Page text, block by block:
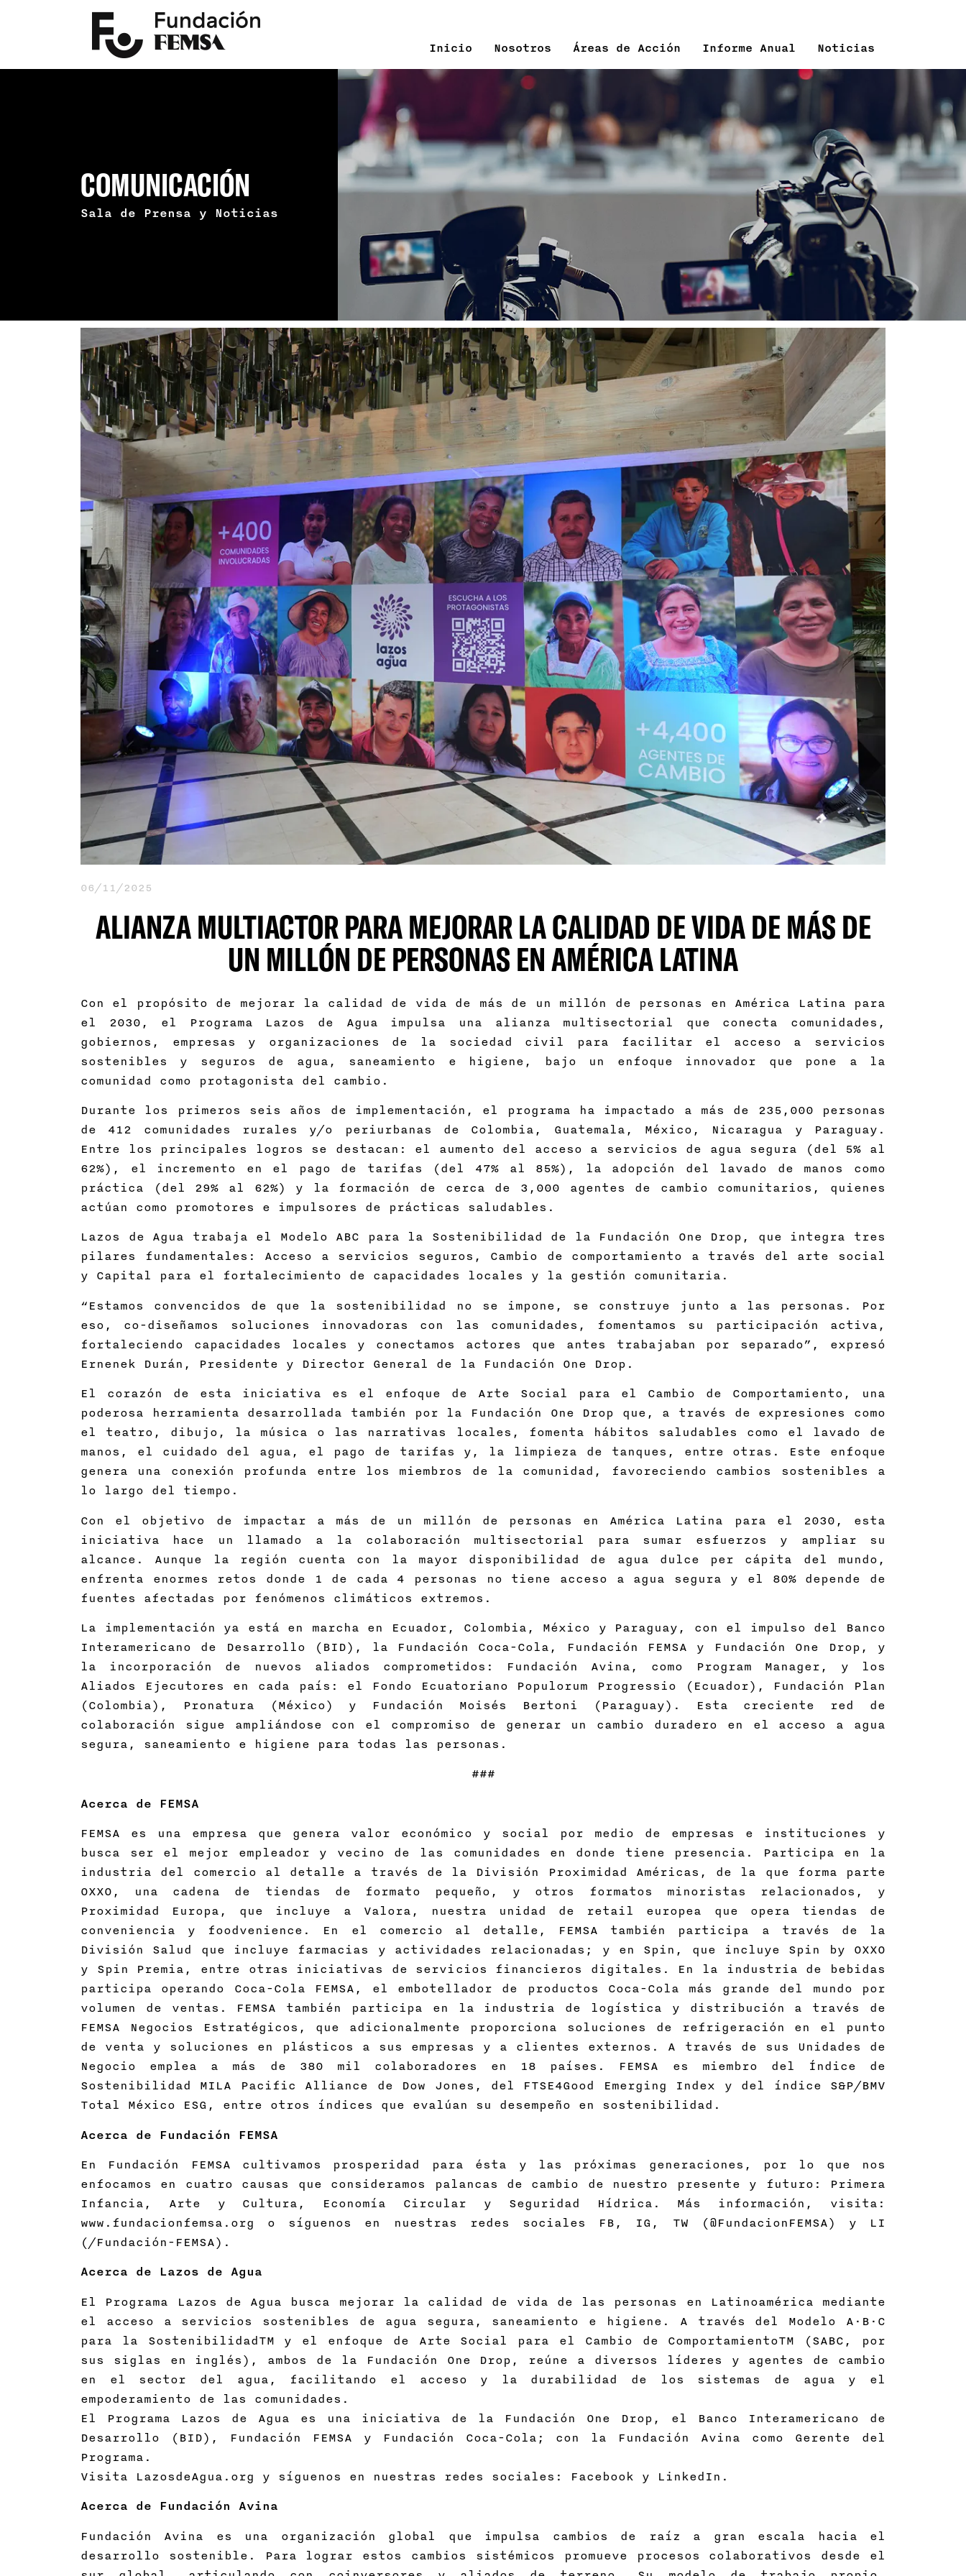
Inicio Nosotros Áreas de Acción Informe Anual Noticias
COMUNICACIÓN
Sala de Prensa y Noticias
06/11/2025
ALIANZA MULTIACTOR PARA MEJORAR LA CALIDAD DE VIDA DE MÁS DE
UN MILLÓN DE PERSONAS EN AMÉRICA LATINA
Con el propósito de mejorar la calidad de vida de más de un millón de personas en América Latina para
el 2030, el Programa Lazos de Agua impulsa una alianza multisectorial que conecta comunidades,
gobiernos, empresas y organizaciones de la sociedad civil para facilitar el acceso a servicios
sostenibles y seguros de agua, saneamiento e higiene, bajo un enfoque innovador que pone a la
comunidad como protagonista del cambio.
Durante los primeros seis años de implementación, el programa ha impactado a más de 235,000 personas
de 412 comunidades rurales y/o periurbanas de Colombia, Guatemala, México, Nicaragua y Paraguay.
Entre los principales logros se destacan: el aumento del acceso a servicios de agua segura (del 5% al
62%), el incremento en el pago de tarifas (del 47% al 85%), la adopción del lavado de manos como
práctica (del 29% al 62%) y la formación de cerca de 3,000 agentes de cambio comunitarios, quienes
actúan como promotores e impulsores de prácticas saludables.
Lazos de Agua trabaja el Modelo ABC para la Sostenibilidad de la Fundación One Drop, que integra tres
pilares fundamentales: Acceso a servicios seguros, Cambio de comportamiento a través del arte social
y Capital para el fortalecimiento de capacidades locales y la gestión comunitaria.
“Estamos convencidos de que la sostenibilidad no se impone, se construye junto a las personas. Por
eso, co-diseñamos soluciones innovadoras con las comunidades, fomentamos su participación activa,
fortaleciendo capacidades locales y conectamos actores que antes trabajaban por separado”, expresó
Ernenek Durán, Presidente y Director General de la Fundación One Drop.
El corazón de esta iniciativa es el enfoque de Arte Social para el Cambio de Comportamiento, una
poderosa herramienta desarrollada también por la Fundación One Drop que, a través de expresiones como
el teatro, dibujo, la música o las narrativas locales, fomenta hábitos saludables como el lavado de
manos, el cuidado del agua, el pago de tarifas y, la limpieza de tanques, entre otras. Este enfoque
genera una conexión profunda entre los miembros de la comunidad, favoreciendo cambios sostenibles a
lo largo del tiempo.
Con el objetivo de impactar a más de un millón de personas en América Latina para el 2030, esta
iniciativa hace un llamado a la colaboración multisectorial para sumar esfuerzos y ampliar su
alcance. Aunque la región cuenta con la mayor disponibilidad de agua dulce per cápita del mundo,
enfrenta enormes retos donde 1 de cada 4 personas no tiene acceso a agua segura y el 80% depende de
fuentes afectadas por fenómenos climáticos extremos.
La implementación ya está en marcha en Ecuador, Colombia, México y Paraguay, con el impulso del Banco
Interamericano de Desarrollo (BID), la Fundación Coca-Cola, Fundación FEMSA y Fundación One Drop, y
la incorporación de nuevos aliados comprometidos: Fundación Avina, como Program Manager, y los
Aliados Ejecutores en cada país: el Fondo Ecuatoriano Populorum Progressio (Ecuador), Fundación Plan
(Colombia), Pronatura (México) y Fundación Moisés Bertoni (Paraguay). Esta creciente red de
colaboración sigue ampliándose con el compromiso de generar un cambio duradero en el acceso a agua
segura, saneamiento e higiene para todas las personas.
###
Acerca de FEMSA
FEMSA es una empresa que genera valor económico y social por medio de empresas e instituciones y
busca ser el mejor empleador y vecino de las comunidades en donde tiene presencia. Participa en la
industria del comercio al detalle a través de la División Proximidad Américas, de la que forma parte
OXXO, una cadena de tiendas de formato pequeño, y otros formatos minoristas relacionados, y
Proximidad Europa, que incluye a Valora, nuestra unidad de retail europea que opera tiendas de
conveniencia y foodvenience. En el comercio al detalle, FEMSA también participa a través de la
División Salud que incluye farmacias y actividades relacionadas; y en Spin, que incluye Spin by OXXO
y Spin Premia, entre otras iniciativas de servicios financieros digitales. En la industria de bebidas
participa operando Coca-Cola FEMSA, el embotellador de productos Coca-Cola más grande del mundo por
volumen de ventas. FEMSA también participa en la industria de logística y distribución a través de
FEMSA Negocios Estratégicos, que adicionalmente proporciona soluciones de refrigeración en el punto
de venta y soluciones en plásticos a sus empresas y a clientes externos. A través de sus Unidades de
Negocio emplea a más de 380 mil colaboradores en 18 países. FEMSA es miembro del Índice de
Sostenibilidad MILA Pacific Alliance de Dow Jones, del FTSE4Good Emerging Index y del índice S&P/BMV
Total México ESG, entre otros índices que evalúan su desempeño en sostenibilidad.
Acerca de Fundación FEMSA
En Fundación FEMSA cultivamos prosperidad para ésta y las próximas generaciones, por lo que nos
enfocamos en cuatro causas que consideramos palancas de cambio de nuestro presente y futuro: Primera
Infancia, Arte y Cultura, Economía Circular y Seguridad Hídrica. Más información, visita:
www.fundacionfemsa.org o síguenos en nuestras redes sociales FB, IG, TW (@FundacionFEMSA) y LI
(/Fundación-FEMSA).
Acerca de Lazos de Agua
El Programa Lazos de Agua busca mejorar la calidad de vida de las personas en Latinoamérica mediante
el acceso a servicios sostenibles de agua segura, saneamiento e higiene. A través del Modelo A·B·C
para la SostenibilidadTM y el enfoque de Arte Social para el Cambio de ComportamientoTM (SABC, por
sus siglas en inglés), ambos de la Fundación One Drop, reúne a diversos líderes y agentes de cambio
en el sector del agua, facilitando el acceso y la durabilidad de los sistemas de agua y el
empoderamiento de las comunidades.
El Programa Lazos de Agua es una iniciativa de la Fundación One Drop, el Banco Interamericano de
Desarrollo (BID), Fundación FEMSA y Fundación Coca-Cola; con la Fundación Avina como Gerente del
Programa.
Visita LazosdeAgua.org y síguenos en nuestras redes sociales: Facebook y LinkedIn.
Acerca de Fundación Avina
Fundación Avina es una organización global que impulsa cambios de raíz a gran escala hacia el
desarrollo sostenible. Para lograr estos cambios sistémicos promueve procesos colaborativos desde el